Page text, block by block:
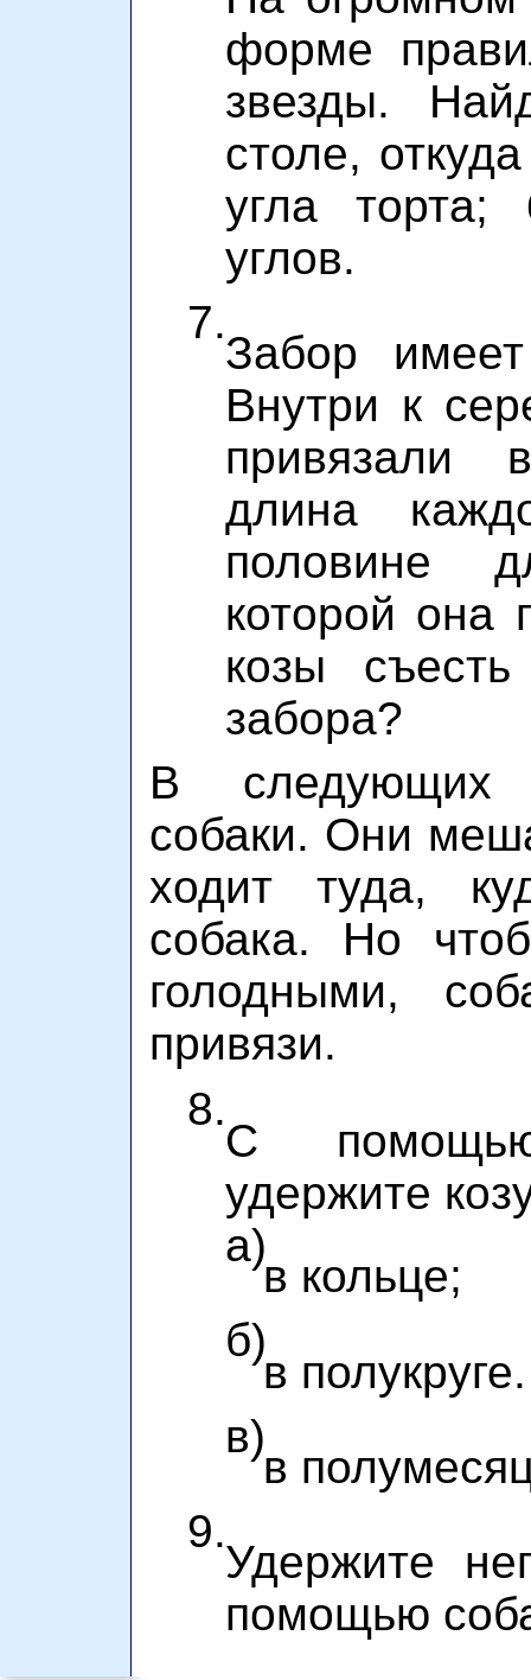
форме
звезды.
столе,
угла торта;
углов.
7.
Забор
Внутри к
привязали
длина
половине
которой она
козы
забора?
В следующих
собаки. Они
ходит туда,
собака. Но
голодными,
привязи.
8.
С
удержите
а)
в кольце;
б)
в полукруге.
в)
в
9.
Удержите
помощью